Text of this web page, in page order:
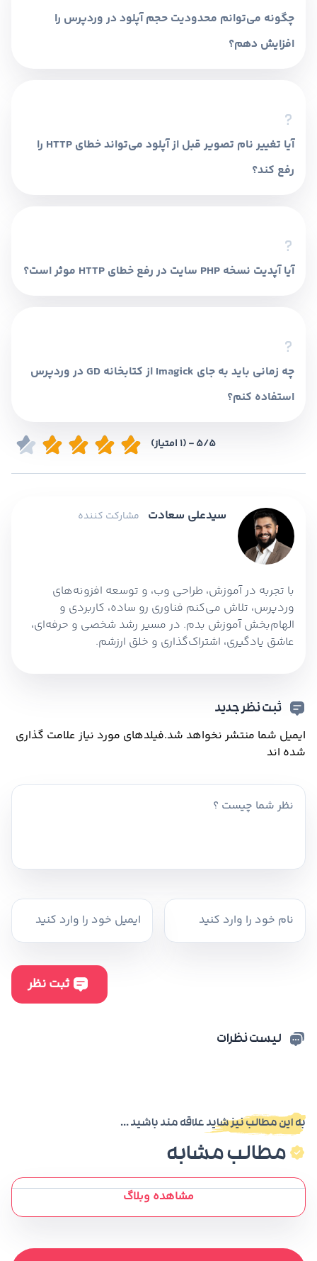
چگونه می‌توانم محدودیت حجم آپلود در وردپرس را
افزایش دهم؟
آیا تغییر نام تصویر قبل از آپلود می‌تواند خطای HTTP را
رفع کند؟
آیا آپدیت نسخه PHP سایت در رفع خطای HTTP موثر است؟
چه زمانی باید به جای Imagick از کتابخانه GD در وردپرس
استفاده کنم؟
اگر سرور شما منابع کمی دارد یا با خطاهای HTTP
مکرر روبرو می‌شوید، تغییر کتابخانه پردازش تصویر
5/5 - (1 امتیاز)
سیدعلی سعادت مشارکت کننده
با تجربه در آموزش، طراحی وب، و توسعه افزونه‌های
وردپرس، تلاش می‌کنم فناوری رو ساده، کاربردی و
الهام‌بخش آموزش بدم. در مسیر رشد شخصی و حرفه‌ای،
عاشق یادگیری، اشتراک‌گذاری و خلق ارزشم.
ثبت نظر جدید
ایمیل شما منتشر نخواهد شد.فیلدهای مورد نیاز علامت گذاری
شده اند
لیست نظرات
به این مطالب نیز شاید علاقه مند باشید ...
مطالب مشابه
مشاهده وبلاگ